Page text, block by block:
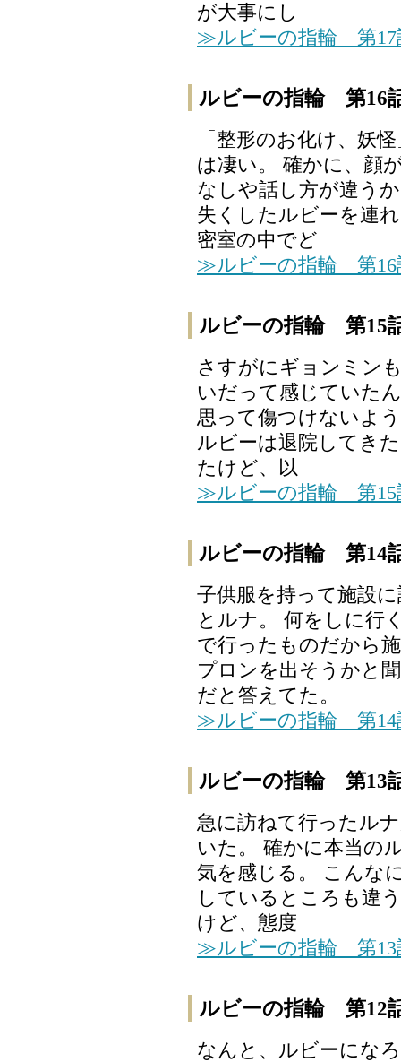
が大事にし
≫ルビーの指輪 第17
ルビーの指輪 第16
「整形のお化け、妖
は凄い。 確かに、顔
なしや話し方が違う
失くしたルビーを連
密室の中でど
≫ルビーの指輪 第16
ルビーの指輪 第15
さすがにギョンミン
いだって感じていた
思って傷つけないよ
ルビーは退院してき
たけど、以
≫ルビーの指輪 第15
ルビーの指輪 第14
子供服を持って施設
とルナ。 何をしに行
で行ったものだから
プロンを出そうかと
だと答えてた。
≫ルビーの指輪 第14
ルビーの指輪 第13
急に訪ねて行ったル
いた。 確かに本当の
気を感じる。 こんな
しているところも違
けど、態度
≫ルビーの指輪 第13
ルビーの指輪 第12
なんと、ルビーにな